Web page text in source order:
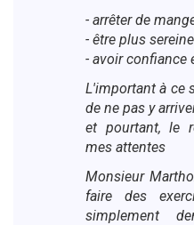
- arrêter de
- être plus sereine
- avoir confiance
L'important à ce
de ne pas y
et pourtant, le
mes attentes
Monsieur
faire des
simplement